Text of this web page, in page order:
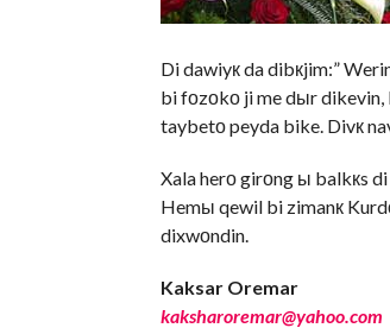
Di dawiyк da dibкjim:”
bi fоzоkо ji me dыr dikevin,
taybetо peyda bike. Divк
Xala herо girоng ы balkкs
Hemы qewil bi zimanк
dixwоndin.
Kaksar Oremar
kaksharoremar@yahoo.com